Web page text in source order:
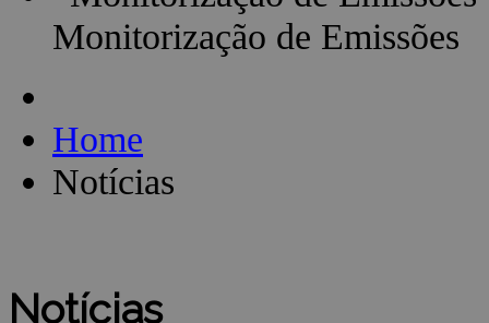
Monitorização de Emissões
Home
Notícias
Notícias